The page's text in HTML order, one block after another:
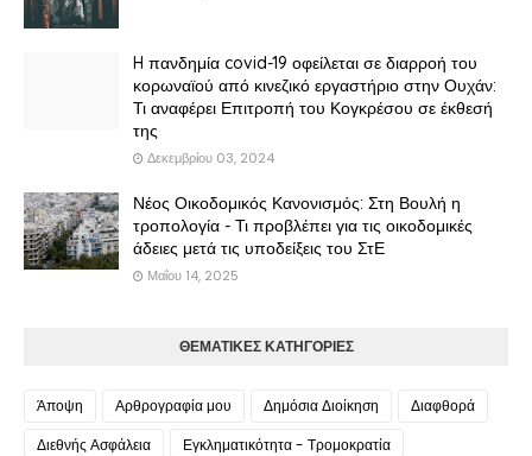
H πανδημία covid-19 οφείλεται σε διαρροή του
κορωναϊού από κινεζικό εργαστήριο στην Ουχάν:
Τι αναφέρει Επιτροπή του Κογκρέσου σε έκθεσή
της
Δεκεμβρίου 03, 2024
Νέος Οικοδομικός Κανονισμός: Στη Βουλή η
τροπολογία - Τι προβλέπει για τις οικοδομικές
άδειες μετά τις υποδείξεις του ΣτΕ
Μαΐου 14, 2025
ΘΕΜΑΤΙΚΕΣ ΚΑΤΗΓΟΡΙΕΣ
Άποψη Αρθρογραφία μου Δημόσια Διοίκηση
Διαφθορά
Διεθνής Ασφάλεια
Εγκληματικότητα - Τρομοκρατία